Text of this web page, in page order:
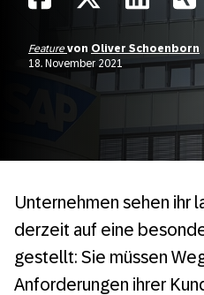
Featurevon Oliver Schoenborn
18. November 2021
Unternehmen sehen ihr
derzeit auf eine
gestellt: Sie müssen
Anforderungen ihrer